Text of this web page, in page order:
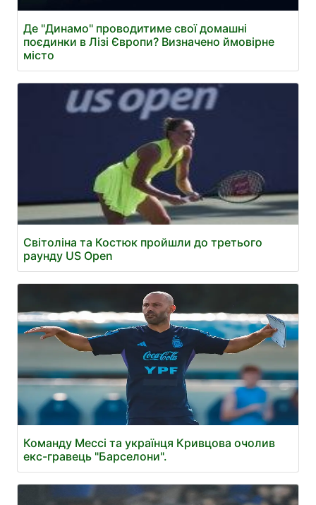
Де "Динамо" проводитиме свої домашні
поєдинки в Лізі Європи? Визначено ймовірне
місто
Світоліна та Костюк пройшли до третього
раунду US Open
Команду Мессі та українця Кривцова очолив
екс-гравець "Барселони".